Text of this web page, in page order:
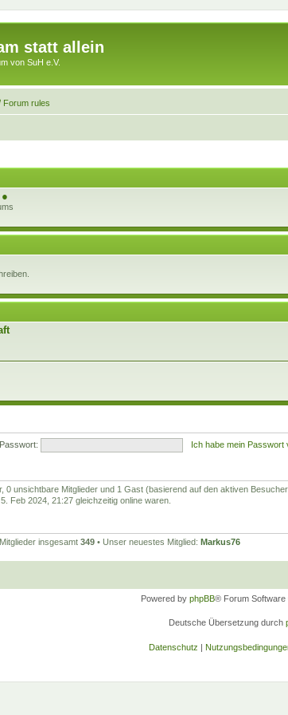
statt allein
von SuH e.V.
Forum rules
Passwort: Ich habe mein Passwort
0 unsichtbare Mitglieder und 1 Gast (basierend auf den aktiven
Feb 2024, 21:27 gleichzeitig online waren.
insgesamt 349 • Unser neuestes Mitglied: Markus76
Powered by phpBB® Forum Software
Deutsche Übersetzung durch
Datenschutz |